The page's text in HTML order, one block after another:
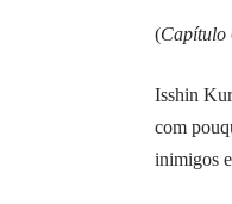
(Capítulo
Isshin
com
inimigos